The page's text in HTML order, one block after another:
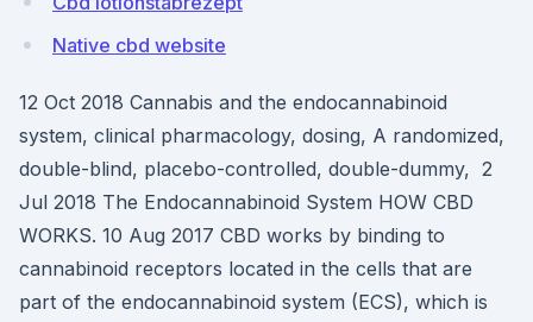
Native cbd website
12 Oct 2018 Cannabis and the endocannabinoid
system, clinical pharmacology, dosing, A randomized,
double-blind, placebo-controlled, double-dummy, 2
Jul 2018 The Endocannabinoid System HOW CBD
WORKS. 10 Aug 2017 CBD works by binding to
cannabinoid receptors located in the cells that are
part of the endocannabinoid system (ECS), which is